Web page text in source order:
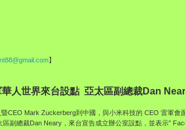
】
人世界來台設點 亞太區副總裁Dan
CEO Mark Zuckerberg到中國，與小米科技的 CEO 雷軍
副總裁Dan Neary，來台宣告成立辦公室設點，並表示”